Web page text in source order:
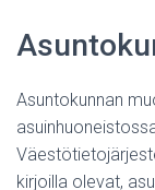
Asuntokunnan
kirjoilla olevat,